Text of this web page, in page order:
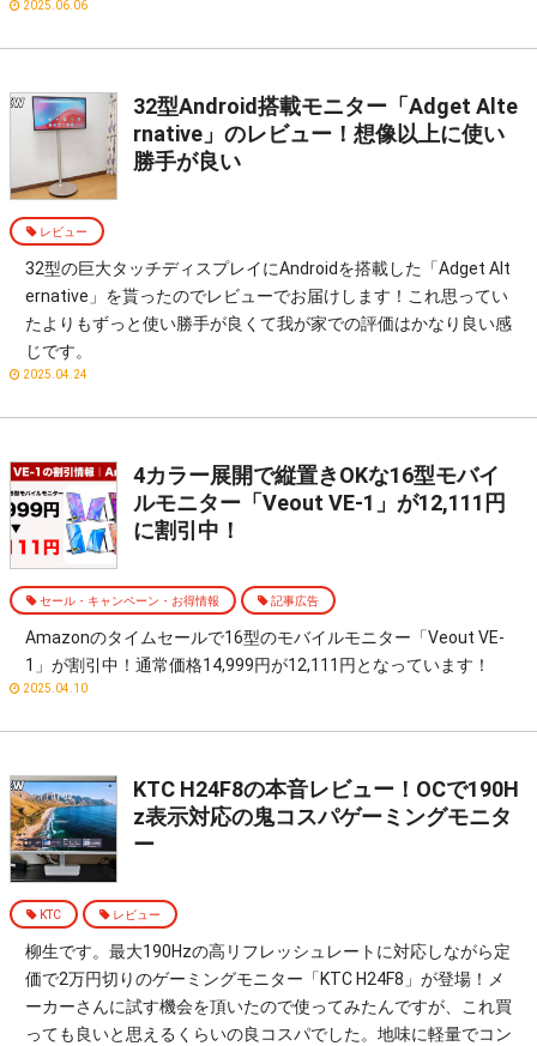
2025.06.06
32型Android搭載モニター「Adget Alte
rnative」のレビュー！想像以上に使い
勝手が良い
レビュー
32型の巨大タッチディスプレイにAndroidを搭載した「Adget Alt
ernative」を貰ったのでレビューでお届けします！これ思ってい
たよりもずっと使い勝手が良くて我が家での評価はかなり良い感
じです。
2025.04.24
4カラー展開で縦置きOKな16型モバイ
ルモニター「‎Veout VE-1」が12,111円
に割引中！
セール・キャンペーン・お得情報 記事広告
Amazonのタイムセールで16型のモバイルモニター「‎Veout VE-
1」が割引中！通常価格14,999円が12,111円となっています！
2025.04.10
KTC H24F8の本音レビュー！OCで190H
z表示対応の鬼コスパゲーミングモニタ
ー
KTC レビュー
柳生です。最大190Hzの高リフレッシュレートに対応しながら定
価で2万円切りのゲーミングモニター「KTC H24F8」が登場！メ
ーカーさんに試す機会を頂いたので使ってみたんですが、これ買
っても良いと思えるくらいの良コスパでした。地味に軽量でコン